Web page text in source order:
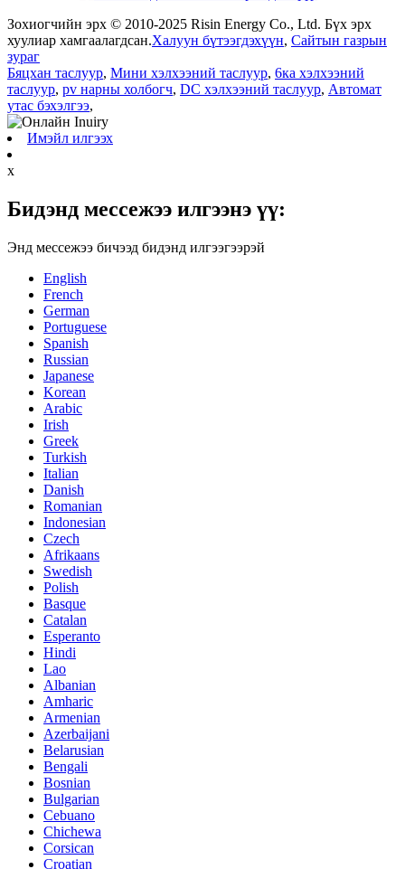
Зохиогчийн эрх © 2010-2025 Risin Energy Co., Ltd. Бүх эрх
хуулиар хамгаалагдсан.Халуун бүтээгдэхүүн, Сайтын газрын
зураг
Бяцхан таслуур, Мини хэлхээний таслуур, 6ка хэлхээний
таслуур, pv нарны холбогч, DC хэлхээний таслуур, Автомат
утас бэхэлгээ,
Имэйл илгээх
x
Бидэнд мессежээ илгээнэ үү:
Энд мессежээ бичээд бидэнд илгээгээрэй
English
French
German
Portuguese
Spanish
Russian
Japanese
Korean
Arabic
Irish
Greek
Turkish
Italian
Danish
Romanian
Indonesian
Czech
Afrikaans
Swedish
Polish
Basque
Catalan
Esperanto
Hindi
Lao
Albanian
Amharic
Armenian
Azerbaijani
Belarusian
Bengali
Bosnian
Bulgarian
Cebuano
Chichewa
Corsican
Croatian